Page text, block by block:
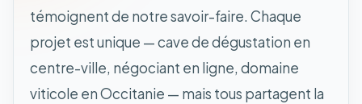
témoignent de notre savoir-faire. Chaque
projet est unique — cave de dégustation en
centre-ville, négociant en ligne, domaine
viticole en Occitanie — mais tous partagent la